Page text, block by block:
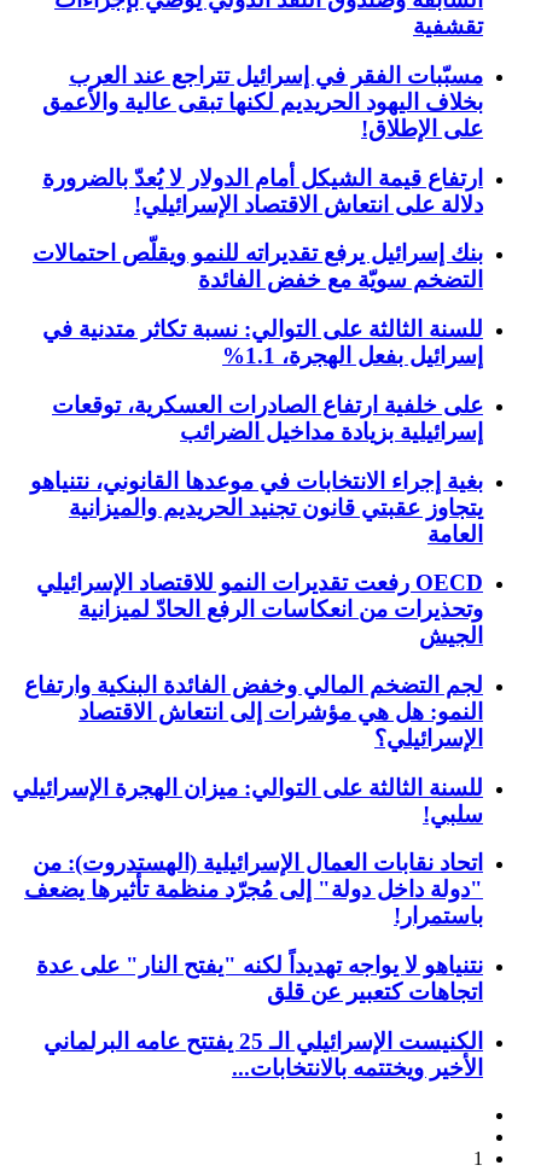
تقشفية
مسبّبات الفقر في إسرائيل تتراجع عند العرب
بخلاف اليهود الحريديم لكنها تبقى عالية والأعمق
على الإطلاق!
ارتفاع قيمة الشيكل أمام الدولار لا يُعدّ بالضرورة
دلالة على انتعاش الاقتصاد الإسرائيلي!
بنك إسرائيل يرفع تقديراته للنمو ويقلّص احتمالات
التضخم سويّة مع خفض الفائدة
للسنة الثالثة على التوالي: نسبة تكاثر متدنية في
إسرائيل بفعل الهجرة، 1.1%
على خلفية ارتفاع الصادرات العسكرية، توقعات
إسرائيلية بزيادة مداخيل الضرائب
بغية إجراء الانتخابات في موعدها القانوني، نتنياهو
يتجاوز عقبتي قانون تجنيد الحريديم والميزانية
العامة
OECD رفعت تقديرات النمو للاقتصاد الإسرائيلي
وتحذيرات من انعكاسات الرفع الحادّ لميزانية
الجيش
لجم التضخم المالي وخفض الفائدة البنكية وارتفاع
النمو: هل هي مؤشرات إلى انتعاش الاقتصاد
الإسرائيلي؟
للسنة الثالثة على التوالي: ميزان الهجرة الإسرائيلي
سلبي!
اتحاد نقابات العمال الإسرائيلية (الهستدروت): من
"دولة داخل دولة" إلى مُجرّد منظمة تأثيرها يضعف
باستمرار!
نتنياهو لا يواجه تهديداً لكنه "يفتح النار" على عدة
اتجاهات كتعبير عن قلق
الكنيست الإسرائيلي الـ 25 يفتتح عامه البرلماني
الأخير ويختتمه بالانتخابات...
1